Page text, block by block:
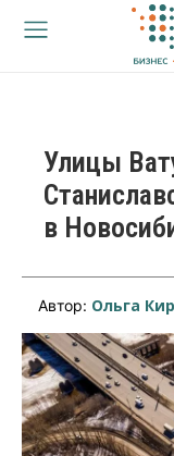
Улицы
в
Автор: Ольга